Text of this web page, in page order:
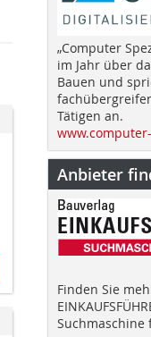
„Computer
im Jahr über
Bauen und
Tätigen an.
Anbieter
Finden Sie
Suchmaschine